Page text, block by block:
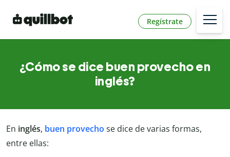
Regístrate
¿Cómo se dice buen provecho en
inglés?
En inglés, buen provecho se dice de varias formas,
entre ellas: